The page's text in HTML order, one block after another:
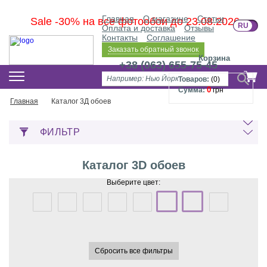
Sale -30% на все фотообои до 23.08.2026
Главная О магазине
Статьи
Оплата и доставка
Отзывы
Контакты
Соглашение
RU UA
Заказать обратный звонок
+38 (063) 655-75-45
Корзина
Товаров: (0)
Сумма: 0грн
Главная
Каталог 3Д обоев
ФИЛЬТР
Каталог 3D обоев
Выберите цвет:
Сбросить все фильтры